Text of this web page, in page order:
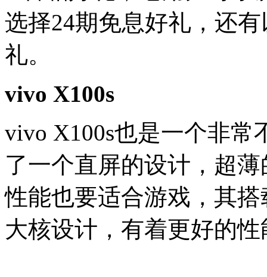
选择24期免息好礼，还
礼。
vivo X100s
vivo X100s也是一个非常
了一个直屏的设计，超
性能也要适合游戏，其
大核设计，有着更好的